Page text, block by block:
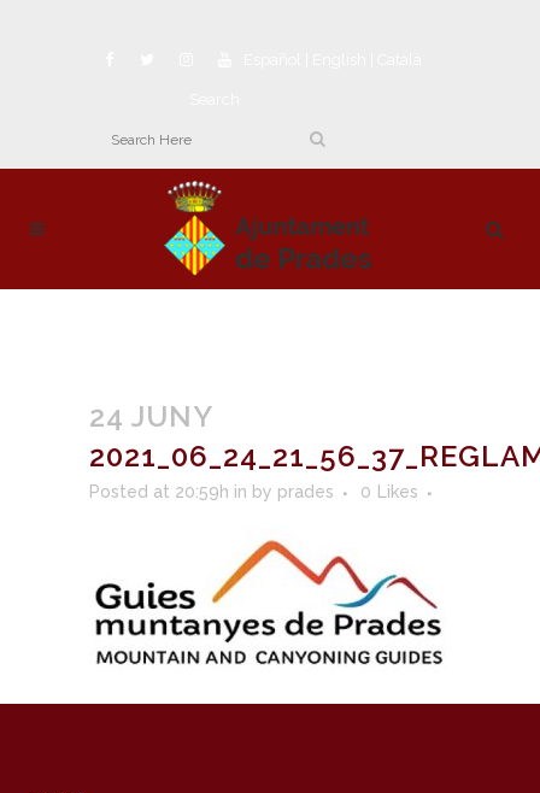
24 JUNY
Posted at 20:59h in by prades 0 Likes